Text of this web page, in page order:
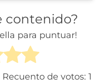
contenido?
para puntuar!
Recuento de votos: 1